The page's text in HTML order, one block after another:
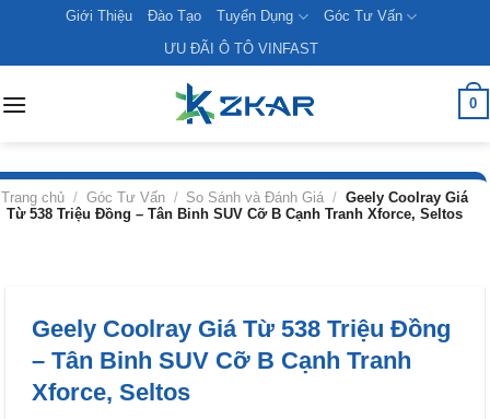
content
Giới Thiệu Đào Tạo Tuyển Dụng
Góc Tư Vấn
ƯU ĐÃI Ô TÔ VINFAST
0
Trang chủ / Góc Tư Vấn / So Sánh và Đánh Giá / Geely Coolray Giá
Từ 538 Triệu Đồng – Tân Binh SUV Cỡ B Cạnh Tranh Xforce, Seltos
Geely Coolray Giá Từ 538 Triệu Đồng
– Tân Binh SUV Cỡ B Cạnh Tranh
Xforce, Seltos